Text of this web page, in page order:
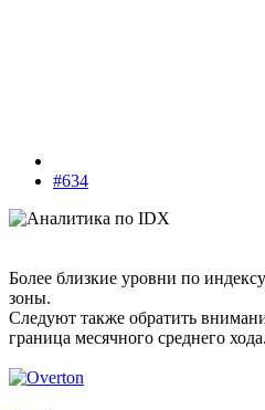
#634
Более близкие уровни по
зоны.
Следуют также обратить
граница месячного среднего хода.